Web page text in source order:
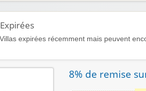
expirées récemment mais peuvent
8% de remise